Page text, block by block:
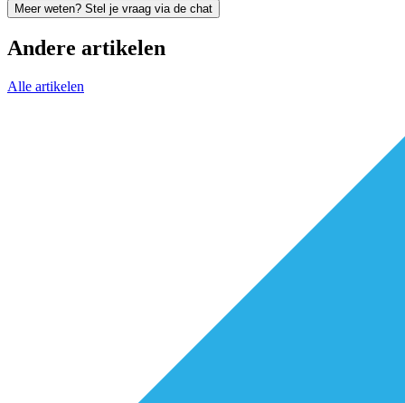
Meer weten? Stel je vraag via de chat
Andere artikelen
Alle artikelen